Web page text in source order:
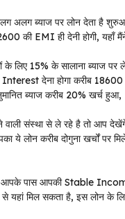
ब्याज पर लोन देता है
की EMI ही देनी होगी, यहाँ
15% के सालाना ब्याज पर
देना होगा करीब
ब्याज करीब 20% खर्च हुआ,
वाली संस्था से ले रहे है तो
लोन करीब दोगुना खर्चों पर
पास आपकी Stable
यहां मिल सकता है, इस लोन के